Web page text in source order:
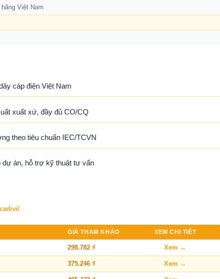
Việt Nam
cáp điện Việt Nam
xuất xứ, đầy đủ CO/CQ
theo tiêu chuẩn IEC/TCVN
dự án, hỗ trợ kỹ thuật tư vấn
GIÁ THAM KHẢO XEM CHI TIẾT
298.782 ₫ Xem →
375.246 ₫ Xem →